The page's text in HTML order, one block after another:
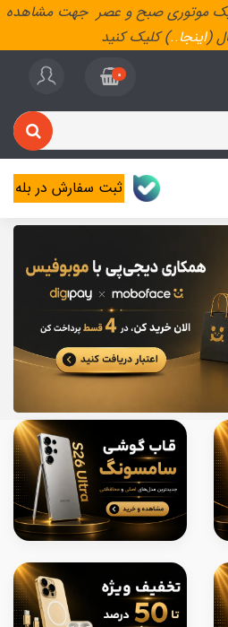
موتوری صبح و عصر جهت مشاهده
(اینجا..) کلیک کنید
0
ثبت سفارش در بله